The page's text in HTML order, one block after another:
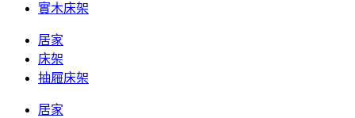
實木床架
居家
床架
抽屜床架
居家